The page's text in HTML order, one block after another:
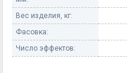
Вес изделия, кг:
Фасовка:
Число эффектов: